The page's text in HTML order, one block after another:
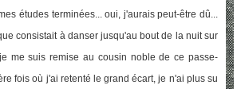
études terminées... oui, j'aurais peut-être dû...
consistait à danser jusqu'au bout de la nuit sur
me suis remise au cousin noble de ce passe-
fois où j'ai retenté le grand écart, je n'ai plus su